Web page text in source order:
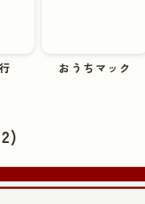
おうちマック